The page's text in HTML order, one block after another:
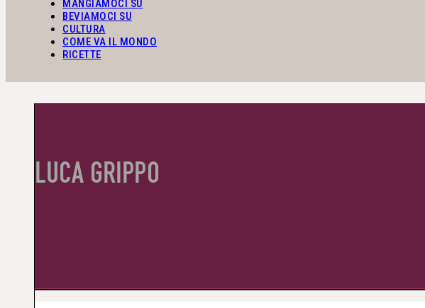
MANGIAMOCI SU
BEVIAMOCI SU
CULTURA
COME VA IL MONDO
RICETTE
LUCA GRIPPO